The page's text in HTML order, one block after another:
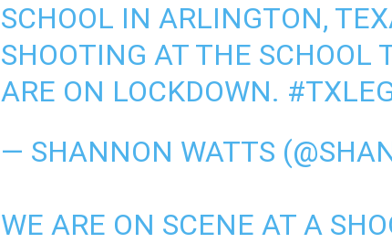
SCHOOL IN ARLINGTON,
SHOOTING AT THE SCHOOL
ARE ON LOCKDOWN.
— SHANNON WATTS
WE ARE ON SCENE AT A